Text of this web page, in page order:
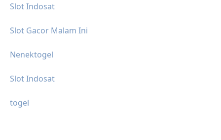
Slot Indosat
Slot Gacor Malam Ini
Nenektogel
Slot Indosat
togel